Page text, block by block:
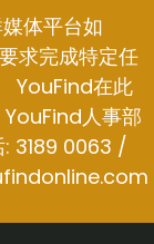
体平台如
求完成特定任
YouFind在此
人事部
: 3189 0063 /